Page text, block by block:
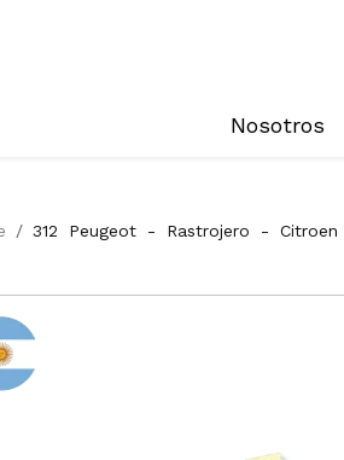
Nosotros
312 Peugeot - Rastrojero - Citroen